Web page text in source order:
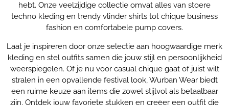
hebt. Onze veelzijdige collectie omvat alles van stoere
techno kleding en trendy vlinder shirts tot chique business
fashion en comfortabele pump covers.
Laat je inspireren door onze selectie aan hoogwaardige merk
kleding en stel outfits samen die jouw stijl en persoonlijkheid
weerspiegelen. Of je nu voor casual chique gaat of juist wilt
stralen in een opvallende festival look, Wurban Wear biedt
een ruime keuze aan items die zowel stijlvol als betaalbaar
zijn. Ontdek jouw favoriete stukken en creëer een outfit die